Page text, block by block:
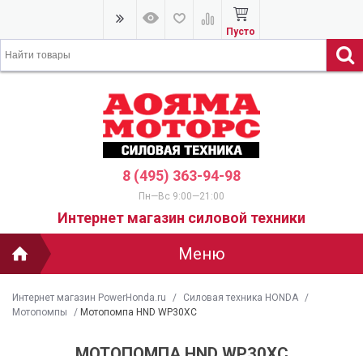
Пусто
8 (495) 363-94-98
Пн—Вс 9:00—21:00
Интернет магазин силовой техники
Меню
Интернет магазин PowerHonda.ru / Силовая техника HONDA /
Мотопомпы
/ Мотопомпа HND WP30XC